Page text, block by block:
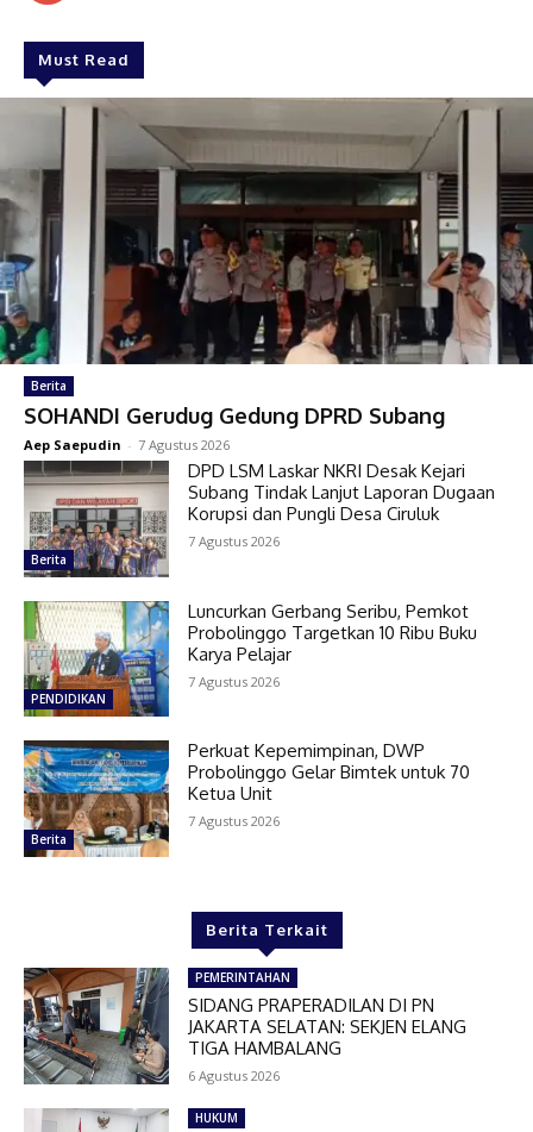
Must Read
Berita
SOHANDI Gerudug Gedung DPRD Subang
Aep Saepudin - 7 Agustus 2026
Berita
DPD LSM Laskar NKRI Desak Kejari
Subang Tindak Lanjut Laporan Dugaan
Korupsi dan Pungli Desa Ciruluk
7 Agustus 2026
PENDIDIKAN
Luncurkan Gerbang Seribu, Pemkot
Probolinggo Targetkan 10 Ribu Buku
Karya Pelajar
7 Agustus 2026
Berita
Perkuat Kepemimpinan, DWP
Probolinggo Gelar Bimtek untuk 70
Ketua Unit
7 Agustus 2026
Berita Terkait
PEMERINTAHAN
SIDANG PRAPERADILAN DI PN
JAKARTA SELATAN: SEKJEN ELANG
TIGA HAMBALANG
6 Agustus 2026
HUKUM